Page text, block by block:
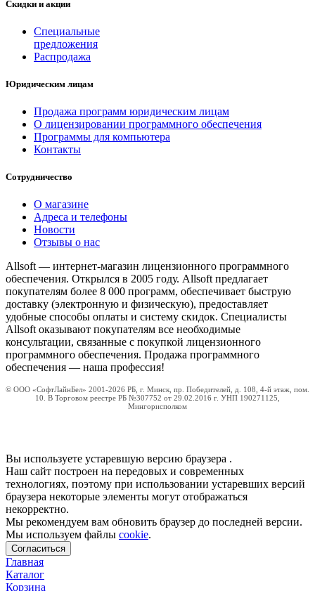
Скидки и акции
Специальные
предложения
Распродажа
Юридическим лицам
Продажа программ юридическим лицам
О лицензировании программного обеспечения
Программы для компьютера
Контакты
Сотрудничество
О магазине
Адреса и телефоны
Новости
Отзывы о нас
Allsoft — интернет-магазин лицензионного программного
обеспечения. Открылся в 2005 году. Allsoft предлагает
покупателям более 8 000 программ, обеспечивает быструю
доставку (электронную и физическую), предоставляет
удобные способы оплаты и систему скидок. Специалисты
Allsoft оказывают покупателям все необходимые
консультации, связанные с покупкой лицензионного
программного обеспечения. Продажа программного
обеспечения — наша профессия!
© ООО «СофтЛайнБел» 2001-2026 РБ, г. Минск, пр. Победителей, д. 108, 4-й этаж, пом.
10. В Торговом реестре РБ №307752 от 29.02.2016 г. УНП 190271125,
Мингорисполком
Вы используете устаревшую версию браузера .
Наш сайт построен на передовых и современных
технологиях, поэтому при использовании устаревших версий
браузера некоторые элементы могут отображаться
некорректно.
Мы рекомендуем вам обновить браузер до последней версии.
Мы используем файлы cookie.
Согласиться
Главная
Каталог
Корзина